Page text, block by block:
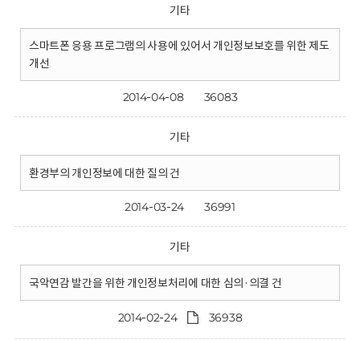
기타
스마트폰 응용 프로그램의 사용에 있어서 개인정보보호를 위한 제도
개선
2014-04-08 36083
기타
환경부의 개인정보에 대한 질의 건
2014-03-24 36991
기타
국악연감 발간을 위한 개인정보처리에 대한 심의·의결 건
2014-02-24 36938